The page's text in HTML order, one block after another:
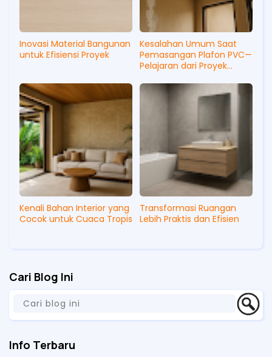
Inovasi Material Bangunan
untuk Efisiensi Proyek
Kesalahan Umum Saat
Pemasangan Plafon PVC—
Pelajaran dari Proyek
Kenali Bahan Interior yang
Cocok untuk Cuaca Tropis
Transformasi Ruangan
Lebih Praktis dan Efisien
Cari Blog Ini
Info Terbaru